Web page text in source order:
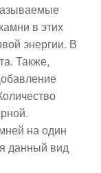
в этих
энергии. В
Также,
на один
данный вид